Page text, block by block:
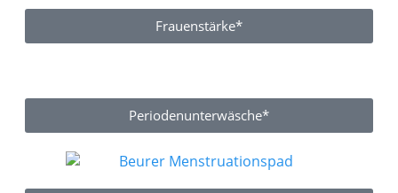
Frauenstärke*
Periodenunterwäsche*